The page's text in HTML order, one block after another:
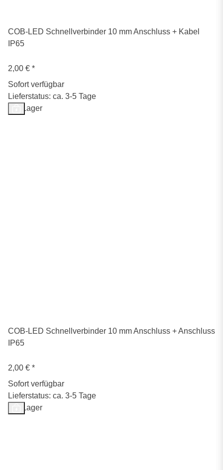
COB-LED Schnellverbinder 10 mm Anschluss + Kabel
IP65
2,00 € *
Sofort verfügbar
Lieferstatus: ca. 3-5 Tage
Auf Lager
COB-LED Schnellverbinder 10 mm Anschluss + Anschluss
IP65
2,00 € *
Sofort verfügbar
Lieferstatus: ca. 3-5 Tage
Auf Lager